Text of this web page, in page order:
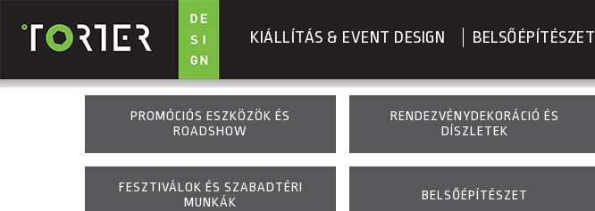
Ugrás a tartalomra
KIÁLLÍTÁS & EVENT DESIGN BELSŐÉPÍTÉSZET
PROMÓCIÓS ESZKÖZÖK ÉS
ROADSHOW
RENDEZVÉNYDEKORÁCIÓ ÉS
DÍSZLETEK
FESZTIVÁLOK ÉS SZABADTÉRI
MUNKÁK
BELSŐÉPÍTÉSZET